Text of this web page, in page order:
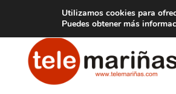
Aviso legal Tarifas de publicidad
Telemariñas
Utilizamos cookies para
Puedes obtener más